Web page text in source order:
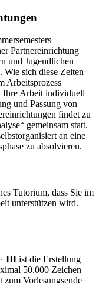
Partnereinrichtung
und Jugendlichen
Wie sich diese Zeiten
Arbeitsprozess
Ihre Arbeit individuell
und Passung von
findet zu
gemeinsam statt.
an eine
zu absolvieren.
Tutorium, dass Sie im
unterstützen wird.
III ist die Erstellung
50.000 Zeichen
Vorlesungsende